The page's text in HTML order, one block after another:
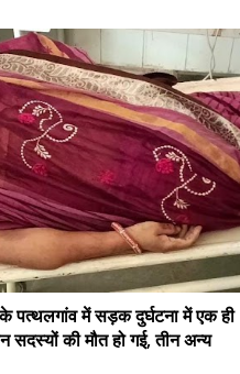
पत्थलगांव में सड़क दुर्घटना में एक ही
सदस्यों की मौत हो गई, तीन अन्य